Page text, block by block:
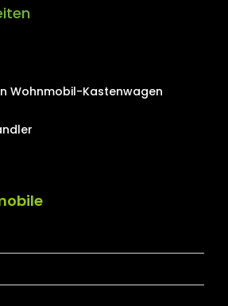
Wohnmobil-Kastenwagen